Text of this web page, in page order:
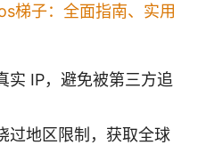
梯子：全面指南、实用
实 IP，避免被第三方追
过地区限制，获取全球